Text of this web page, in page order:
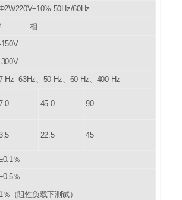
50Hz/60Hz
相
150V
300V
Hz -63Hz 、50 Hz、60 Hz、400 Hz
45.0 90
22.5 45
％
％
％（阻性负载下测试）